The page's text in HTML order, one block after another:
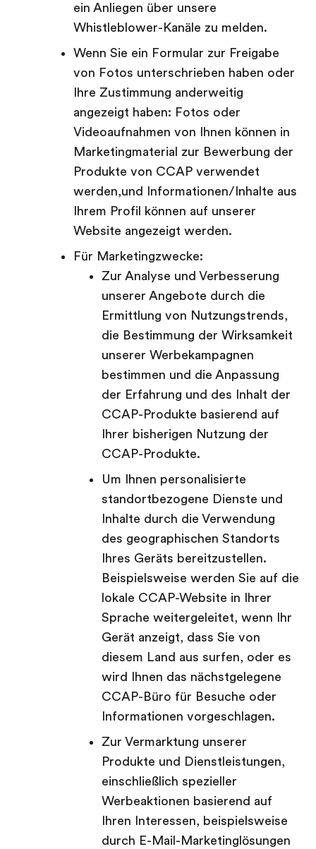
ein Anliegen über unsere
Whistleblower-Kanäle zu melden.
Wenn Sie ein Formular zur Freigabe
von Fotos unterschrieben haben oder
Ihre Zustimmung anderweitig
angezeigt haben: Fotos oder
Videoaufnahmen von Ihnen können in
Marketingmaterial zur Bewerbung der
Produkte von CCAP verwendet
werden,und Informationen/Inhalte aus
Ihrem Profil können auf unserer
Website angezeigt werden.
Für Marketingzwecke:
Zur Analyse und Verbesserung
unserer Angebote durch die
Ermittlung von Nutzungstrends,
die Bestimmung der Wirksamkeit
unserer Werbekampagnen
bestimmen und die Anpassung
der Erfahrung und des Inhalt der
CCAP-Produkte basierend auf
Ihrer bisherigen Nutzung der
CCAP-Produkte.
Um Ihnen personalisierte
standortbezogene Dienste und
Inhalte durch die Verwendung
des geographischen Standorts
Ihres Geräts bereitzustellen.
Beispielsweise werden Sie auf die
lokale CCAP-Website in Ihrer
Sprache weitergeleitet, wenn Ihr
Gerät anzeigt, dass Sie von
diesem Land aus surfen, oder es
wird Ihnen das nächstgelegene
CCAP-Büro für Besuche oder
Informationen vorgeschlagen.
Zur Vermarktung unserer
Produkte und Dienstleistungen,
einschließlich spezieller
Werbeaktionen basierend auf
Ihren Interessen, beispielsweise
durch E-Mail-Marketinglösungen